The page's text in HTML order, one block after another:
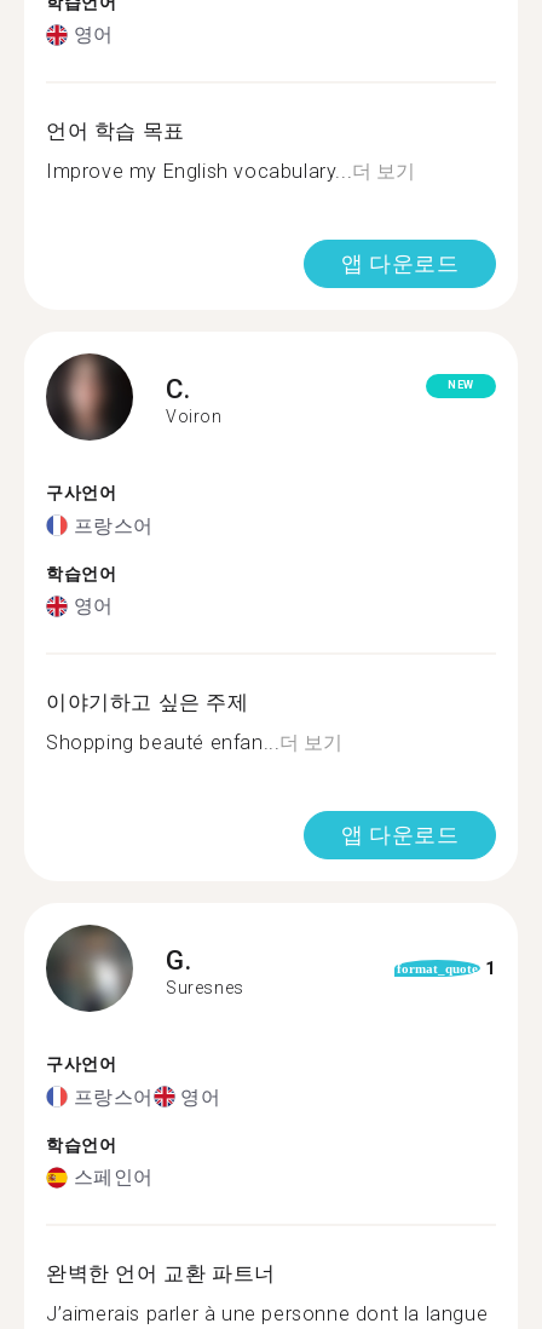
영어
언어 학습 목표
Improve my English vocabulary...더 보기
앱 다운로드
C.
Voiron
NEW
구사언어
프랑스어
학습언어
영어
이야기하고 싶은 주제
Shopping beauté enfan...더 보기
앱 다운로드
G.
Suresnes
format_quote 1
구사언어
프랑스어 영어
학습언어
스페인어
완벽한 언어 교환 파트너
J’aimerais parler à une personne dont la langue